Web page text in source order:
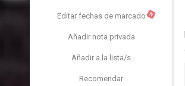
Editar fechas de marcado N
Añadir nota privada
Añadir a la lista/s
Recomendar